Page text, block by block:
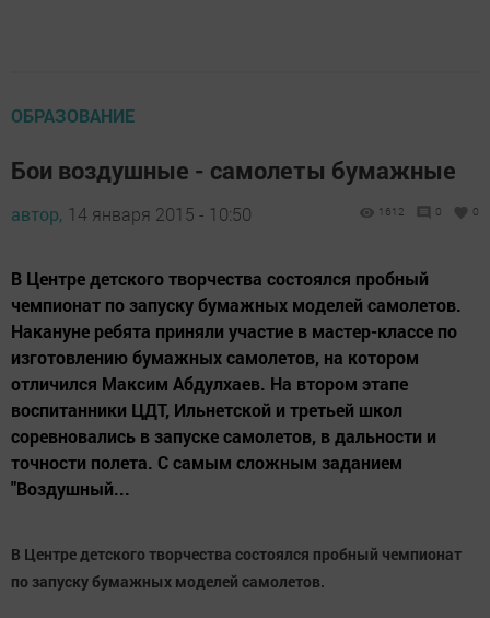
ОБРАЗОВАНИЕ
Бои воздушные - самолеты бумажные
автор, 14 января 2015 - 10:50 1612 0 0
В Центре детского творчества состоялся пробный
чемпионат по запуску бумажных моделей самолетов.
Накануне ребята приняли участие в мастер-классе по
изготовлению бумажных самолетов, на котором
отличился Максим Абдулхаев. На втором этапе
воспитанники ЦДТ, Ильнетской и третьей школ
соревновались в запуске самолетов, в дальности и
точности полета. С самым сложным заданием
"Воздушный...
В Центре детского творчества состоялся пробный чемпионат
по запуску бумажных моделей самолетов.